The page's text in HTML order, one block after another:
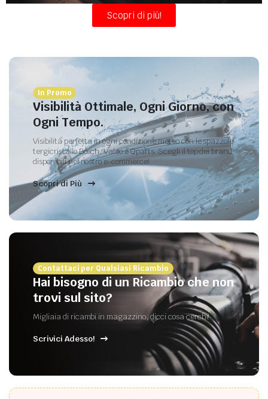
Scopri di più!
In Promo
Visibilità Ottimale, Ogni Giorno, con
Ogni Tempo.
Visibilità perfetta in ogni condizione meteo con le spazzole
tergicristallo Bosch, Valeo e Qparts. Scegli il top dei brand
disponibili nel nostro e-commerce!
Scopri di Più
Contattaci per Qualsiasi Ricambio
Hai bisogno di un Ricambio che non
trovi sul sito?
Migliaia di ricambi in magazzino, dicci cosa cerchi!
Scrivici Adesso!